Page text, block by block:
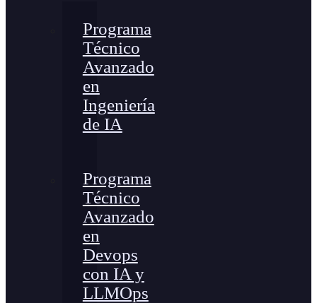
Programa
Técnico
Avanzado
en
Ingeniería
de IA
Programa
Técnico
Avanzado
en
Devops
con IA y
LLMOps